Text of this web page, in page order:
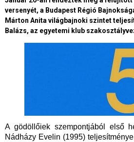
versenyét, a Budapest Régió
Márton Anita világbajnoki szintet
Balázs, az egyetemi klub
A gödöllőiek szempontjából első
Nádházy Evelin (1995)